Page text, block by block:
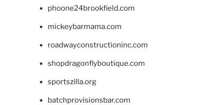
phoone24brookfield.com
mickeybarmama.com
roadwayconstructioninc.com
shopdragonflyboutique.com
sportszilla.org
batchprovisionsbar.com